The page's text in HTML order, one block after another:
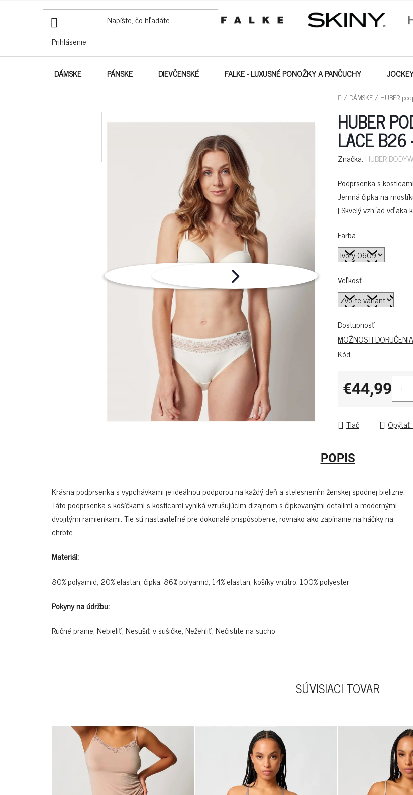
Prihlásenie
DÁMSKE PÁNSKE DIEVČENSKÉ FALKE - LUXUSNÉ PONOŽKY A PANČUCHY
DOMOV
/ DÁMSKE/ HUBER
HUBER
LACE B26
Značka: HUBER
Podprsenka s
Jemná čipka na
| Skvelý vzhľad vďaka
Farba
Veľkosť
Dostupnosť
MOŽNOSTI DORUČENIA
Kód:
€44,99
Jednotková cena:
Tlač Opýtať
POPIS
Krásna podprsenka s vypchávkami je ideálnou podporou na každý deň a stelesnením ženskej spodnej bielizne.
Táto podprsenka s košíčkami s kosticami vyniká vzrušujúcim dizajnom s čipkovanými detailmi a modernými
dvojitými ramienkami. Tie sú nastaviteľné pre dokonalé prispôsobenie, rovnako ako zapínanie na háčiky na
chrbte.
Materiál:
80% polyamid, 20% elastan, čipka: 86% polyamid, 14% elastan, košíky vnútro: 100% polyester
Pokyny na údržbu:
Ručné pranie, Nebieliť, Nesušiť v sušičke, Nežehliť, Nečistite na sucho
SÚVISIACI TOVAR